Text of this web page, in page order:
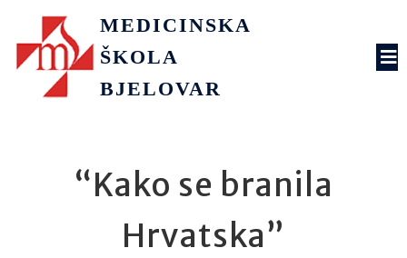
MEDICINSKA
ŠKOLA
BJELOVAR
“Kako se branila
Hrvatska”